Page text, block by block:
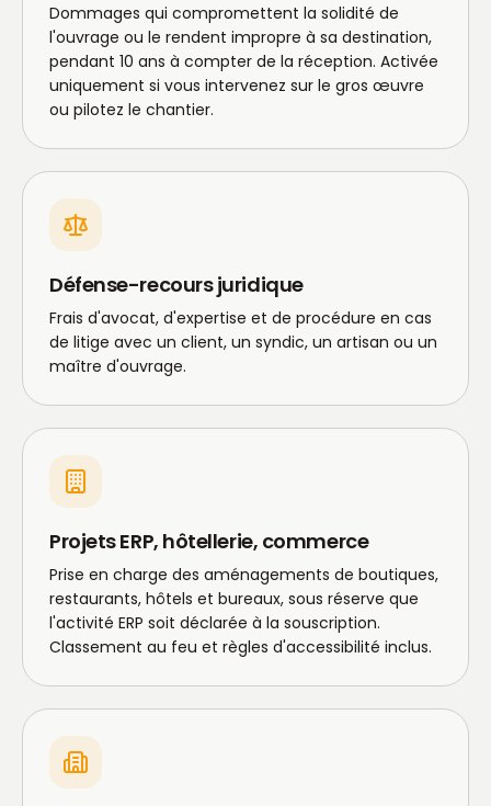
Dommages qui compromettent la solidité de
l'ouvrage ou le rendent impropre à sa destination,
pendant 10 ans à compter de la réception. Activée
uniquement si vous intervenez sur le gros œuvre
ou pilotez le chantier.
Défense-recours juridique
Frais d'avocat, d'expertise et de procédure en cas
de litige avec un client, un syndic, un artisan ou un
maître d'ouvrage.
Projets ERP, hôtellerie, commerce
Prise en charge des aménagements de boutiques,
restaurants, hôtels et bureaux, sous réserve que
l'activité ERP soit déclarée à la souscription.
Classement au feu et règles d'accessibilité inclus.